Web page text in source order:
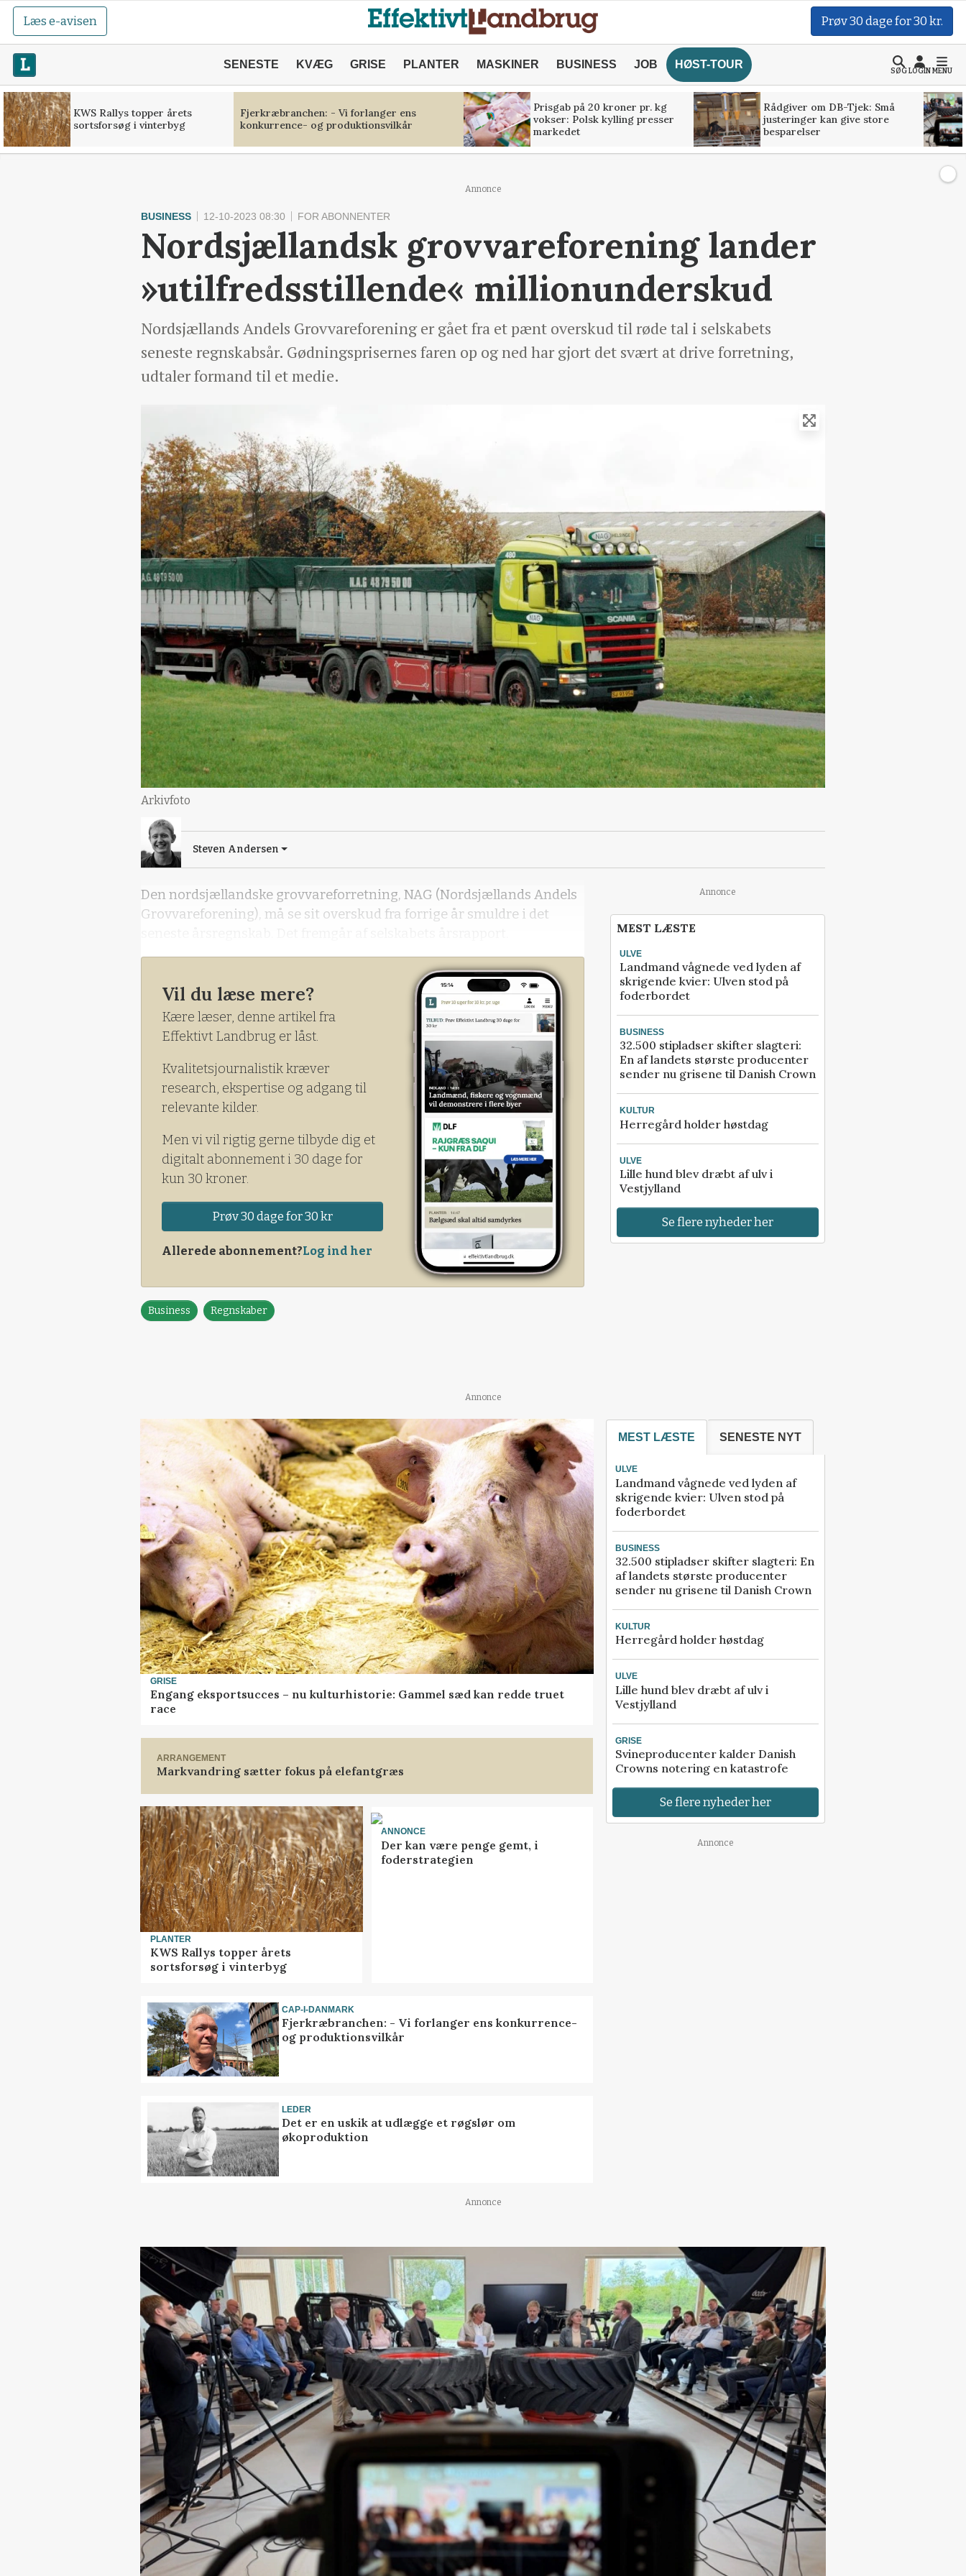
Læs e-avisen Prøv 30 dage for 30 kr.
SENESTE KVÆG GRISE PLANTER MASKINER BUSINESS JOB HØST-TOUR
SØGLOGINMENU
KWS Rallys topper årets
sortsforsøg i vinterbyg
Fjerkræbranchen: - Vi forlanger ens
konkurrence- og produktionsvilkår
Prisgab på 20 kroner pr. kg
vokser: Polsk kylling presser
markedet
Rådgiver om DB-Tjek: Små
justeringer kan give store
besparelser
Annonce
BUSINESS 12-10-2023 08:30 FOR ABONNENTER
Nordsjællandsk grovvareforening lander
»utilfredsstillende« millionunderskud
Nordsjællands Andels Grovvareforening er gået fra et pænt overskud til røde tal i selskabets
seneste regnskabsår. Gødningsprisernes faren op og ned har gjort det svært at drive forretning,
udtaler formand til et medie.
Arkivfoto
Steven Andersen
Den nordsjællandske grovvareforretning, NAG (Nordsjællands Andels
Grovvareforening), må se sit overskud fra forrige år smuldre i det
Vil du læse mere?
Kære læser, denne artikel fra
Effektivt Landbrug er låst.
Kvalitetsjournalistik kræver
research, ekspertise og adgang til
relevante kilder.
Men vi vil rigtig gerne tilbyde dig et
digitalt abonnement i 30 dage for
kun 30 kroner.
Prøv 30 dage for 30 kr
Allerede abonnement?Log ind her
Business Regnskaber
Annonce
MEST LÆSTE
ULVE
Landmand vågnede ved lyden af
skrigende kvier: Ulven stod på
foderbordet
BUSINESS
32.500 stipladser skifter slagteri:
En af landets største producenter
sender nu grisene til Danish Crown
KULTUR
Herregård holder høstdag
ULVE
Lille hund blev dræbt af ulv i
Vestjylland
Se flere nyheder her
Annonce
GRISE
Engang eksportsucces – nu kulturhistorie: Gammel sæd kan redde truet
race
ARRANGEMENT
Markvandring sætter fokus på elefantgræs
PLANTER
KWS Rallys topper årets
sortsforsøg i vinterbyg
ANNONCE
Der kan være penge gemt, i
foderstrategien
CAP-I-DANMARK
Fjerkræbranchen: - Vi forlanger ens konkurrence-
og produktionsvilkår
LEDER
Det er en uskik at udlægge et røgslør om
økoproduktion
MEST LÆSTE SENESTE NYT
ULVE
Landmand vågnede ved lyden af
skrigende kvier: Ulven stod på
foderbordet
BUSINESS
32.500 stipladser skifter slagteri: En
af landets største producenter
sender nu grisene til Danish Crown
KULTUR
Herregård holder høstdag
ULVE
Lille hund blev dræbt af ulv i
Vestjylland
GRISE
Svineproducenter kalder Danish
Crowns notering en katastrofe
Se flere nyheder her
Annonce
Annonce